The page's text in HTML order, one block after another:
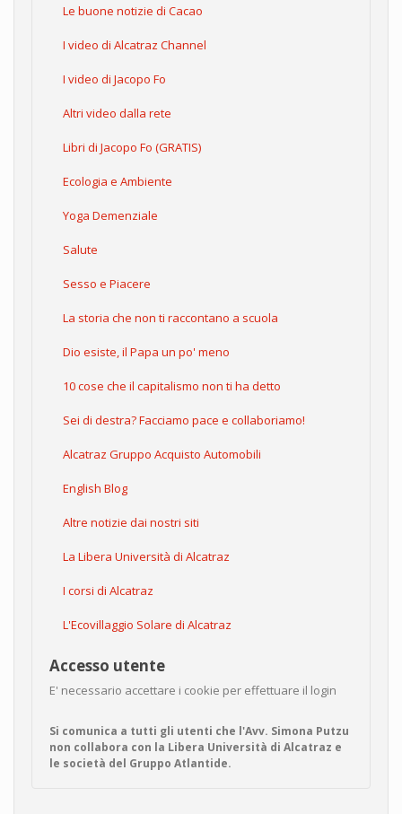
Le buone notizie di Cacao
I video di Alcatraz Channel
I video di Jacopo Fo
Altri video dalla rete
Libri di Jacopo Fo (GRATIS)
Ecologia e Ambiente
Yoga Demenziale
Salute
Sesso e Piacere
La storia che non ti raccontano a scuola
Dio esiste, il Papa un po' meno
10 cose che il capitalismo non ti ha detto
Sei di destra? Facciamo pace e collaboriamo!
Alcatraz Gruppo Acquisto Automobili
English Blog
Altre notizie dai nostri siti
La Libera Università di Alcatraz
I corsi di Alcatraz
L'Ecovillaggio Solare di Alcatraz
Accesso utente
E' necessario accettare i cookie per effettuare il login
Si comunica a tutti gli utenti che l'Avv. Simona Putzu
non collabora con la Libera Università di Alcatraz e
le società del Gruppo Atlantide.